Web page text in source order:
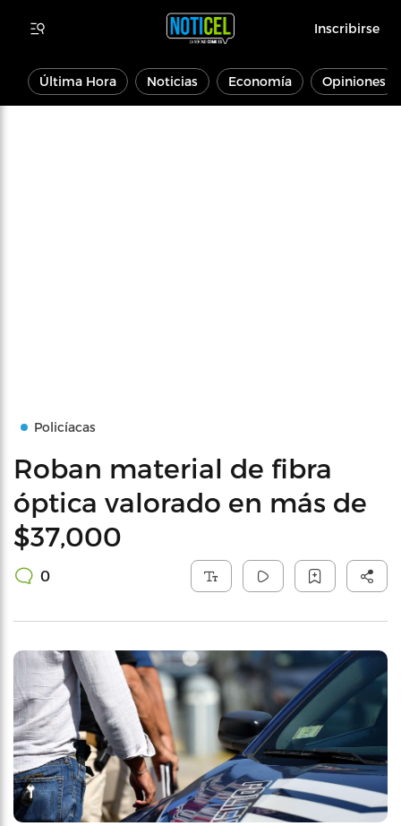
Inscribirse
Última Hora Noticias Economía Opiniones
Policíacas
Roban material de fibra
óptica valorado en más de
$37,000
0